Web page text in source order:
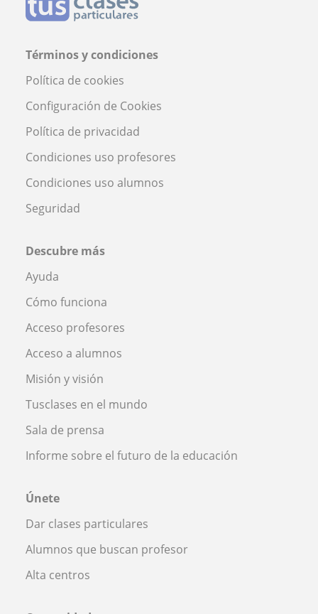
Términos y condiciones
Política de cookies
Configuración de Cookies
Política de privacidad
Condiciones uso profesores
Condiciones uso alumnos
Seguridad
Descubre más
Ayuda
Cómo funciona
Acceso profesores
Acceso a alumnos
Misión y visión
Tusclases en el mundo
Sala de prensa
Informe sobre el futuro de la educación
Únete
Dar clases particulares
Alumnos que buscan profesor
Alta centros